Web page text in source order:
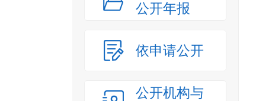
公开年报
依申请公开
公开机构与